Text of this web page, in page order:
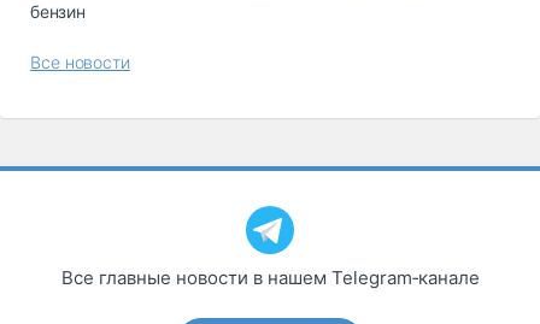
бензин
Все новости
Все главные новости в нашем Telegram‑канале